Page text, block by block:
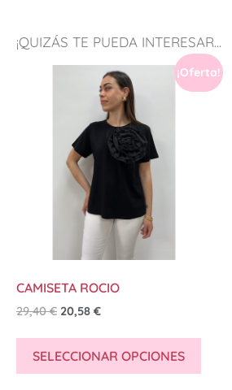
¡QUIZÁS TE PUEDA INTERESAR...
¡Oferta!
CAMISETA ROCIO
29,40€ 20,58 €
SELECCIONAR OPCIONES